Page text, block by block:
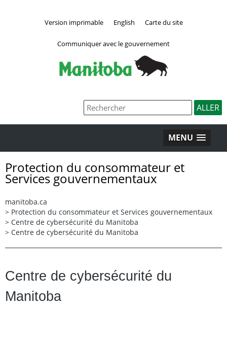
Version imprimable English Carte du site
Communiquer avec le gouvernement
MENU
Protection du consommateur et
Services gouvernementaux
manitoba.ca
> Protection du consommateur et Services gouvernementaux
> Centre de cybersécurité du Manitoba
> Centre de cybersécurité du Manitoba​
Centre de cybersécurité du
Manitoba